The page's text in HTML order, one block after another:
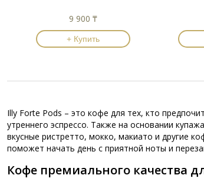
9 900 ₸
+ Купить
Illy Forte Pods – это кофе для тех, кто
утреннего эспрессо. Также на основании
вкусные ристретто, мокко, макиато и другие
поможет начать день с приятной ноты и
Кофе премиального качества